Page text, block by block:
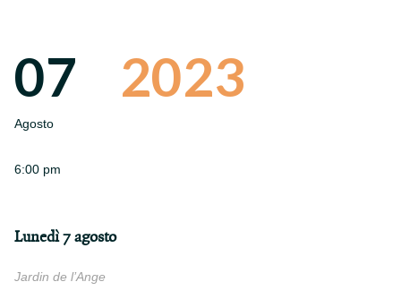
07
Agosto
2023
6:00 pm
Lunedì 7 agosto
Jardin de l’Ange